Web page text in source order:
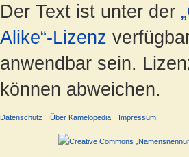
Der Text ist unter der
Alike“-Lizenz
anwendbar sein.
können abweichen.
Datenschutz Über Kamelopedia Impressum